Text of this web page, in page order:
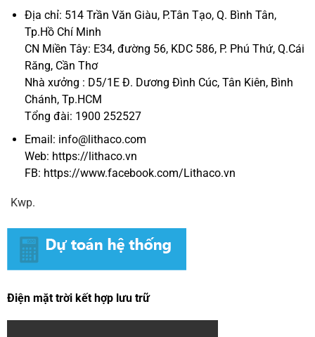
Địa chỉ: 514 Trần Văn Giàu, P.Tân Tạo, Q. Bình Tân,
Tp.Hồ Chí Minh
CN Miền Tây: E34, đường 56, KDC 586, P. Phú Thứ, Q.Cái
Răng, Cần Thơ
Nhà xưởng : D5/1E Đ. Dương Đình Cúc, Tân Kiên, Bình
Chánh, Tp.HCM
Tổng đài: 1900 252527
Email: info@lithaco.com
Web: https://lithaco.vn
FB: https://www.facebook.com/Lithaco.vn
Kwp.
Điện mặt trời kết hợp lưu trữ